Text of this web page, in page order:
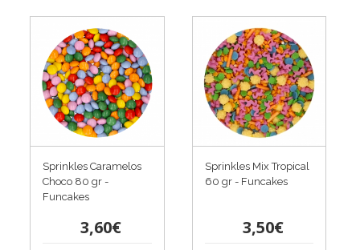
Sprinkles Caramelos
Choco 80 gr -
Funcakes
3,60€
Sprinkles Mix Tropical
60 gr - Funcakes
3,50€